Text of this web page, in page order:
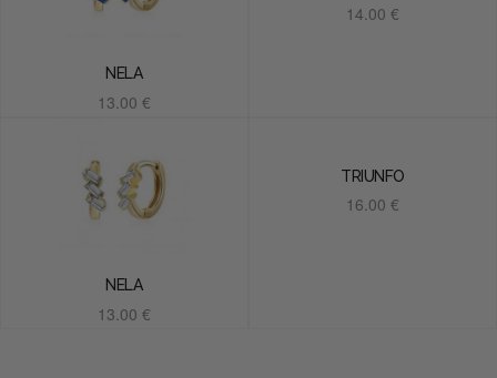
NELA
13.00 €
14.00 €
NELA
13.00 €
TRIUNFO
16.00 €